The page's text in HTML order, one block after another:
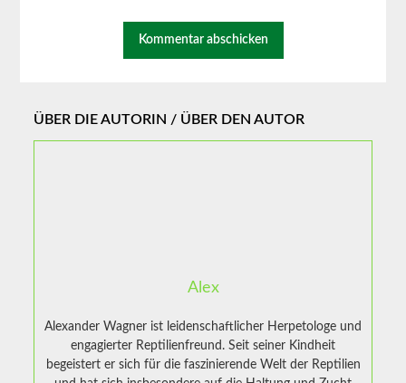
ÜBER DIE AUTORIN / ÜBER DEN AUTOR
Alex
Alexander Wagner ist leidenschaftlicher Herpetologe und
engagierter Reptilienfreund. Seit seiner Kindheit
begeistert er sich für die faszinierende Welt der Reptilien